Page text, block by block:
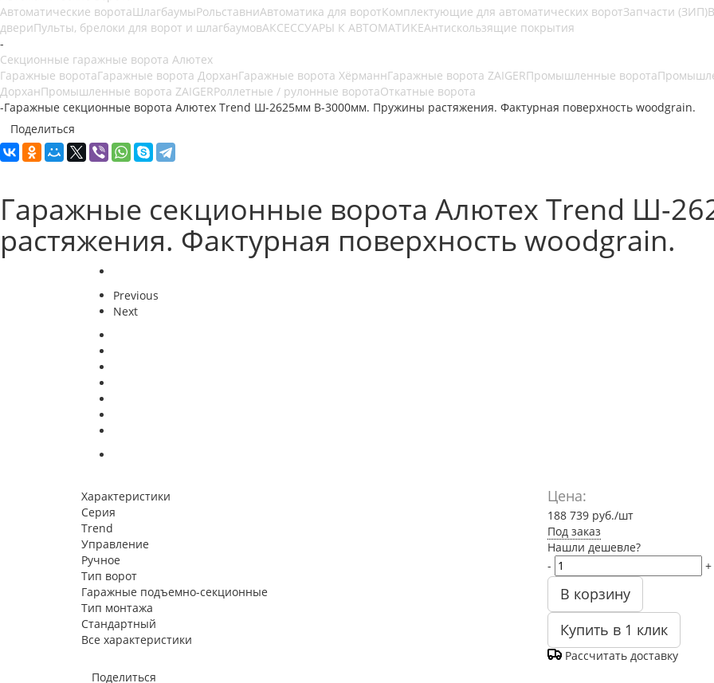
Автоматические воротаШлагбаумыРольставниАвтоматика для воротКомплектующие для автоматических воротЗапчасти (ЗИП)
двериПульты, брелоки для ворот и шлагбаумовАКСЕССУАРЫ К АВТОМАТИКЕАнтискользящие покрытия
-
Секционные гаражные ворота Алютех
Гаражные воротаГаражные ворота ДорханГаражные ворота ХёрманнГаражные ворота ZAIGERПромышленные ворота
ДорханПромышленные ворота ZAIGERРоллетные / рулонные воротаОткатные ворота
-Гаражные секционные ворота Алютех Trend Ш-2625мм В-3000мм. Пружины растяжения. Фактурная поверхность woodgrain.
Поделиться
Гаражные секционные ворота Алютех Trend Ш-
растяжения. Фактурная поверхность woodgrain.
Previous
Next
Характеристики
Серия
Trend
Управление
Ручное
Тип ворот
Гаражные подъемно-секционные
Тип монтажа
Стандартный
Все характеристики
Цена:
188 739 руб./шт
Под заказ
Нашли дешевле?
-
+
В корзину
Купить в 1 клик
Рассчитать доставку
Поделиться